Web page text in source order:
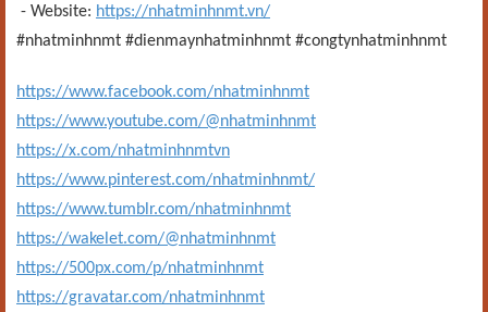
- Website: https://nhatminhnmt.vn/
#nhatminhnmt #dienmaynhatminhnmt #congtynhatminhnmt
https://www.facebook.com/nhatminhnmt
https://www.youtube.com/@nhatminhnmt
https://x.com/nhatminhnmtvn
https://www.pinterest.com/nhatminhnmt/
https://www.tumblr.com/nhatminhnmt
https://wakelet.com/@nhatminhnmt
https://500px.com/p/nhatminhnmt
https://gravatar.com/nhatminhnmt